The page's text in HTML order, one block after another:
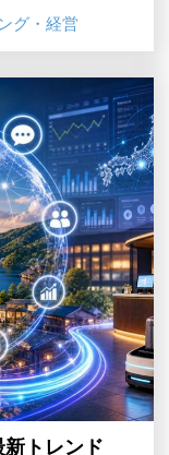
グ・経営
新トレンド